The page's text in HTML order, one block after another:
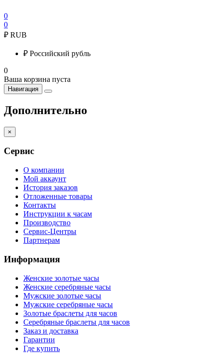
0
0
₽ RUB
₽ Российский рубль
0
Ваша корзина пуста
Навигация
Дополнительно
×
Сервис
О компании
Мой аккаунт
История заказов
Отложенные товары
Контакты
Инструкции к часам
Производство
Сервис-Центры
Партнерам
Информация
Женские золотые часы
Женские серебряные часы
Мужские золотые часы
Мужские серебряные часы
Золотые браслеты для часов
Серебряные браслеты для часов
Заказ и доставка
Гарантии
Где купить